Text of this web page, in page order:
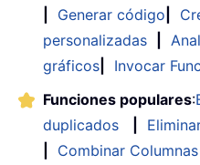
Generar código
personalizadas
gráficos
Invocar
Funciones populares:
duplicados
Combinar